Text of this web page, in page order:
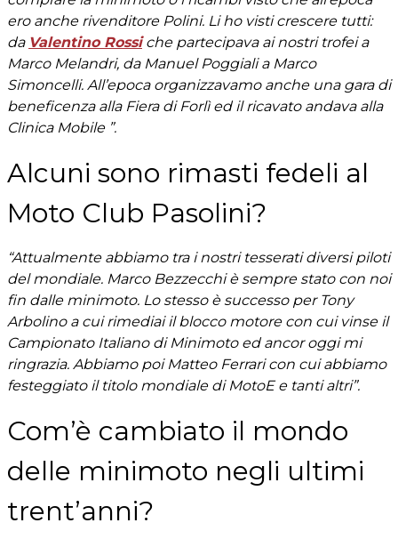
ero anche rivenditore Polini. Li ho visti crescere tutti:
da Valentino Rossiche partecipava ai nostri trofei a
Marco Melandri, da Manuel Poggiali a Marco
Simoncelli. All’epoca organizzavamo anche una gara di
beneficenza alla Fiera di Forlì ed il ricavato andava alla
Clinica Mobile ”.
Alcuni sono rimasti fedeli al
Moto Club Pasolini?
“Attualmente abbiamo tra i nostri tesserati diversi piloti
del mondiale. Marco Bezzecchi è sempre stato con noi
fin dalle minimoto. Lo stesso è successo per Tony
Arbolino a cui rimediai il blocco motore con cui vinse il
Campionato Italiano di Minimoto ed ancor oggi mi
ringrazia. Abbiamo poi Matteo Ferrari con cui abbiamo
festeggiato il titolo mondiale di MotoE e tanti altri”.
Com’è cambiato il mondo
delle minimoto negli ultimi
trent’anni?